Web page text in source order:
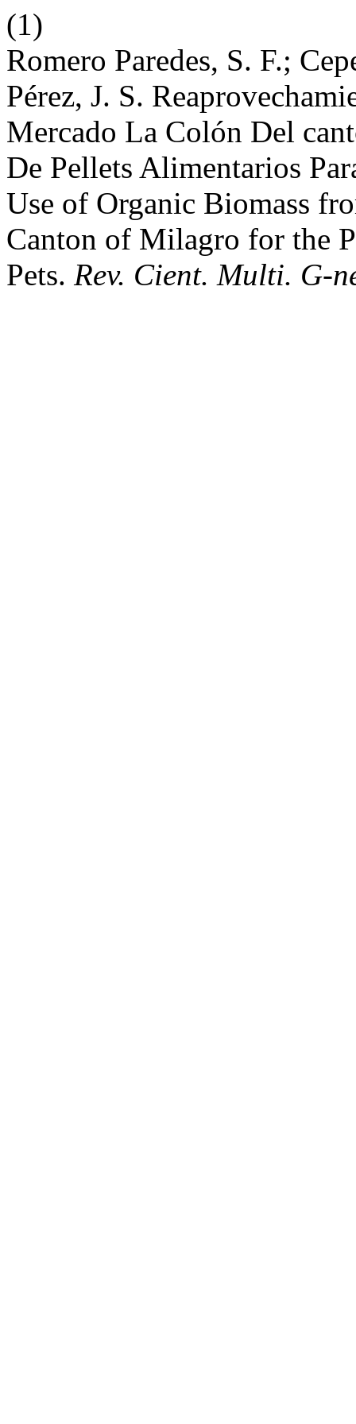
(1)
Romero Paredes, S. F.;
Pérez, J. S.
Mercado La Colón Del
De Pellets Alimentarios
Use of Organic Biomass
Canton of Milagro for the
Pets. Rev. Cient. Multi. G-